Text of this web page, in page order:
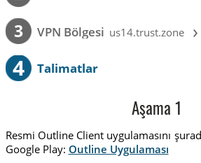
3 VPN Bölgesi us14.trust.zone ›
4 Talimatlar
Aşama 1
Resmi Outline Client uygulamasını
Google Play: Outline Uygulaması